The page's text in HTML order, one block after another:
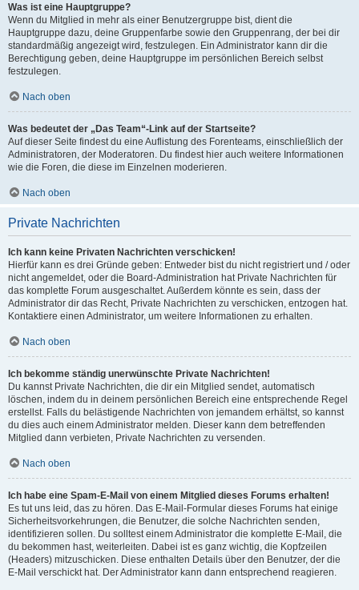
Was ist eine Hauptgruppe?
Wenn du Mitglied in mehr als einer Benutzergruppe bist, dient die
Hauptgruppe dazu, deine Gruppenfarbe sowie den Gruppenrang, der bei dir
standardmäßig angezeigt wird, festzulegen. Ein Administrator kann dir die
Berechtigung geben, deine Hauptgruppe im persönlichen Bereich selbst
festzulegen.
Nach oben
Was bedeutet der „Das Team“-Link auf der Startseite?
Auf dieser Seite findest du eine Auflistung des Forenteams, einschließlich der
Administratoren, der Moderatoren. Du findest hier auch weitere Informationen
wie die Foren, die diese im Einzelnen moderieren.
Nach oben
Private Nachrichten
Ich kann keine Privaten Nachrichten verschicken!
Hierfür kann es drei Gründe geben: Entweder bist du nicht registriert und / oder
nicht angemeldet, oder die Board-Administration hat Private Nachrichten für
das komplette Forum ausgeschaltet. Außerdem könnte es sein, dass der
Administrator dir das Recht, Private Nachrichten zu verschicken, entzogen hat.
Kontaktiere einen Administrator, um weitere Informationen zu erhalten.
Nach oben
Ich bekomme ständig unerwünschte Private Nachrichten!
Du kannst Private Nachrichten, die dir ein Mitglied sendet, automatisch
löschen, indem du in deinem persönlichen Bereich eine entsprechende Regel
erstellst. Falls du belästigende Nachrichten von jemandem erhältst, so kannst
du dies auch einem Administrator melden. Dieser kann dem betreffenden
Mitglied dann verbieten, Private Nachrichten zu versenden.
Nach oben
Ich habe eine Spam-E-Mail von einem Mitglied dieses Forums erhalten!
Es tut uns leid, das zu hören. Das E-Mail-Formular dieses Forums hat einige
Sicherheitsvorkehrungen, die Benutzer, die solche Nachrichten senden,
identifizieren sollen. Du solltest einem Administrator die komplette E-Mail, die
du bekommen hast, weiterleiten. Dabei ist es ganz wichtig, die Kopfzeilen
(Headers) mitzuschicken. Diese enthalten Details über den Benutzer, der die
E-Mail verschickt hat. Der Administrator kann dann entsprechend reagieren.